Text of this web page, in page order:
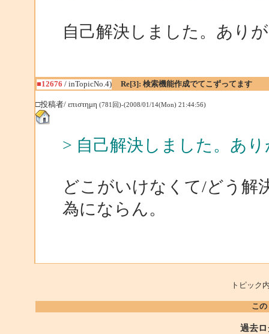
自己解決しました。あり
■12676 / inTopicNo.4) Re[3]: 検索機能作成でてこずってます
□投稿者/ επιστημη (781回)-(2008/01/14(Mon) 21:44:56)
> 自己解決しました。あ
どこがいけなくて/どう解
為にならん。
トピッ
こ
過去